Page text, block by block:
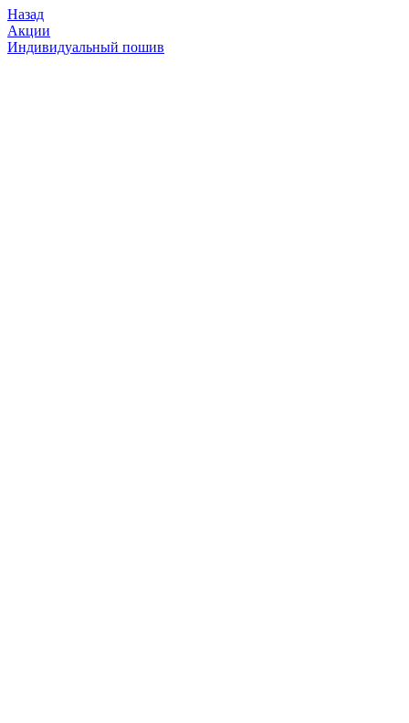
Назад
Акции
Индивидуальный пошив